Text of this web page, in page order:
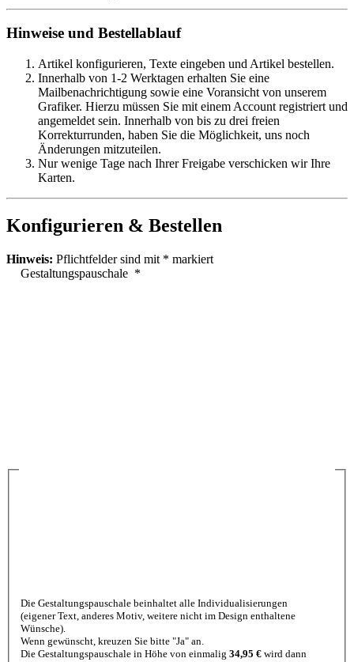
Hinweise und Bestellablauf
Artikel konfigurieren, Texte eingeben und Artikel bestellen.
Innerhalb von 1-2 Werktagen erhalten Sie eine
Mailbenachrichtigung sowie eine Voransicht von unserem
Grafiker. Hierzu müssen Sie mit einem Account registriert und
angemeldet sein. Innerhalb von bis zu drei freien
Korrekturrunden, haben Sie die Möglichkeit, uns noch
Änderungen mitzuteilen.
Nur wenige Tage nach Ihrer Freigabe verschicken wir Ihre
Karten.
Konfigurieren & Bestellen
Hinweis: Pflichtfelder sind mit * markiert
Gestaltungspauschale *
Die Gestaltungspauschale beinhaltet alle Individualisierungen
(eigener Text, anderes Motiv, weitere nicht im Design enthaltene
Wünsche).
Wenn gewünscht, kreuzen Sie bitte "Ja" an.
Die Gestaltungspauschale in Höhe von einmalig 34,95 € wird dann